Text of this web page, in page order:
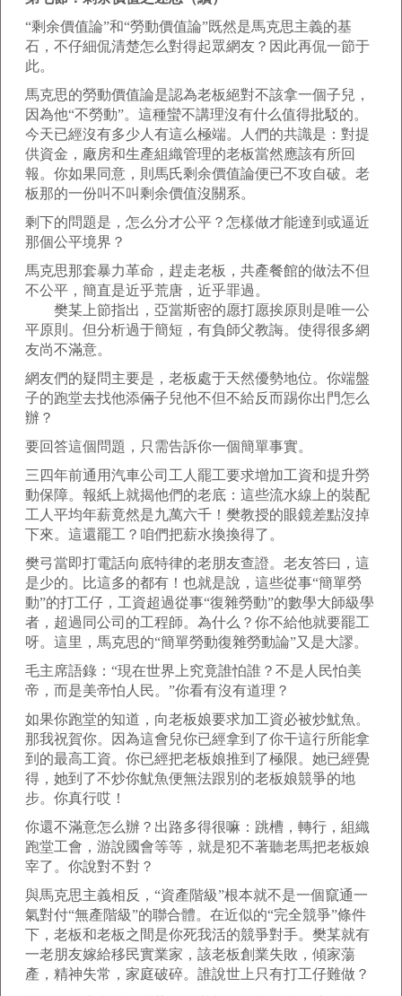
“剩余價值論”和“勞動價值論”既然是馬克思主義的基
石，不仔細侃清楚怎么對得起眾網友？因此再侃一節于
此。
馬克思的勞動價值論是認為老板絕對不該拿一個子兒，
因為他“不勞動”。這種蠻不講理沒有什么值得批駁的。
今天已經沒有多少人有這么極端。人們的共識是：對提
供資金，廠房和生產組織管理的老板當然應該有所回
報。你如果同意，則馬氏剩余價值論便已不攻自破。老
板那的一份叫不叫剩余價值沒關系。
剩下的問題是，怎么分才公平？怎樣做才能達到或逼近
那個公平境界？
馬克思那套暴力革命，趕走老板，共產餐館的做法不但
不公平，簡直是近乎荒唐，近乎罪過。
樊某上節指出，亞當斯密的愿打愿挨原則是唯一公
平原則。但分析過于簡短，有負師父教誨。使得很多網
友尚不滿意。
網友們的疑問主要是，老板處于天然優勢地位。你端盤
子的跑堂去找他添倆子兒他不但不給反而踢你出門怎么
辦？
要回答這個問題，只需告訴你一個簡單事實。
三四年前通用汽車公司工人罷工要求增加工資和提升勞
動保障。報紙上就揭他們的老底：這些流水線上的裝配
工人平均年薪竟然是九萬六千！樊教授的眼鏡差點沒掉
下來。這還罷工？咱們把薪水換換得了。
樊弓當即打電話向底特律的老朋友查證。老友答曰，這
是少的。比這多的都有！也就是說，這些從事“簡單勞
動”的打工仔，工資超過從事“復雜勞動”的數學大師級學
者，超過同公司的工程師。為什么？你不給他就要罷工
呀。這里，馬克思的“簡單勞動復雜勞動論”又是大謬。
毛主席語錄：“現在世界上究竟誰怕誰？不是人民怕美
帝，而是美帝怕人民。”你看有沒有道理？
如果你跑堂的知道，向老板娘要求加工資必被炒魷魚。
那我祝賀你。因為這會兒你已經拿到了你干這行所能拿
到的最高工資。你已經把老板娘推到了極限。她已經覺
得，她到了不炒你魷魚便無法跟別的老板娘競爭的地
步。你真行哎！
你還不滿意怎么辦？出路多得很嘛：跳槽，轉行，組織
跑堂工會，游說國會等等，就是犯不著聽老馬把老板娘
宰了。你說對不對？
與馬克思主義相反，“資產階級”根本就不是一個竄通一
氣對付“無產階級”的聯合體。在近似的“完全競爭”條件
下，老板和老板之間是你死我活的競爭對手。樊某就有
一老朋友嫁給移民實業家，該老板創業失敗，傾家蕩
產，精神失常，家庭破碎。誰說世上只有打工仔難做？